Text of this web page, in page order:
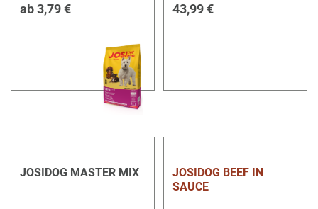
ab3,79 € 43,99 €
JOSIDOG MASTER MIX
JOSIDOG BEEF IN
SAUCE